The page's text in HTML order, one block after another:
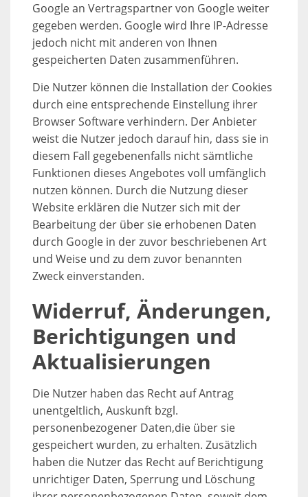
Google an Vertragspartner von Google weiter
gegeben werden. Google wird Ihre IP-Adresse
jedoch nicht mit anderen von Ihnen
gespeicherten Daten zusammenführen.
Die Nutzer können die Installation der Cookies
durch eine entsprechende Einstellung ihrer
Browser Software verhindern. Der Anbieter
weist die Nutzer jedoch darauf hin, dass sie in
diesem Fall gegebenenfalls nicht sämtliche
Funktionen dieses Angebotes voll umfänglich
nutzen können. Durch die Nutzung dieser
Website erklären die Nutzer sich mit der
Bearbeitung der über sie erhobenen Daten
durch Google in der zuvor beschriebenen Art
und Weise und zu dem zuvor benannten
Zweck einverstanden.
Widerruf, Änderungen,
Berichtigungen und
Aktualisierungen
Die Nutzer haben das Recht auf Antrag
unentgeltlich, Auskunft bzgl.
personenbezogener Daten,die über sie
gespeichert wurden, zu erhalten. Zusätzlich
haben die Nutzer das Recht auf Berichtigung
unrichtiger Daten, Sperrung und Löschung